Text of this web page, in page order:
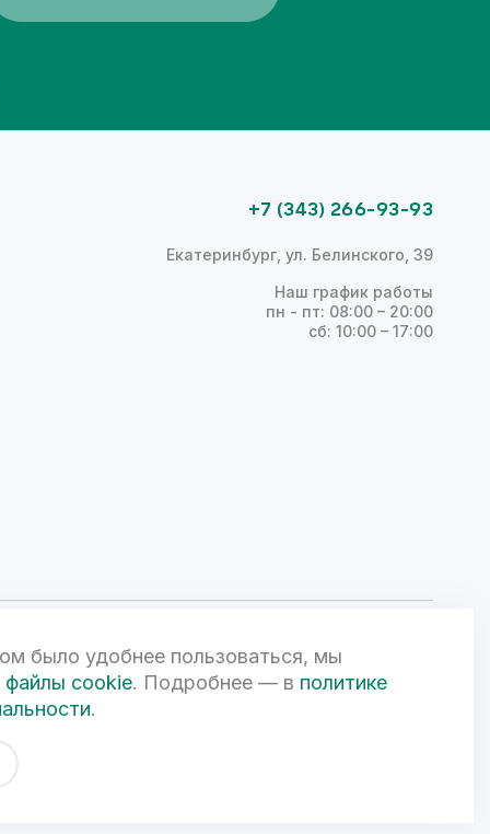
+7 (343) 266-93-93
Екатеринбург, ул. Белинского, 39
Наш график работы
пн - пт: 08:00 – 20:00
сб: 10:00 – 17:00
Федерации и может быть изменена по усмотрению компании.
офертой. 3D-визуализации объектов жилой и коммерческой
было удобнее пользоваться, мы
файлы cookie. Подробнее — в политике
.